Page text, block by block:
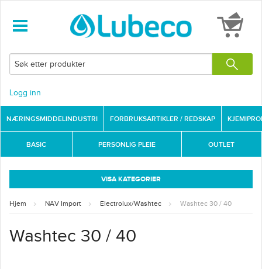
Logg inn
NÆRINGSMIDDELINDUSTRI FORBRUKSARTIKLER / REDSKAP
BASIC PERSONLIG PLEIE OUTLET
VISA KATEGORIER
Hjem NAV Import Electrolux/Washtec Washtec 30 / 40
Washtec 30 / 40